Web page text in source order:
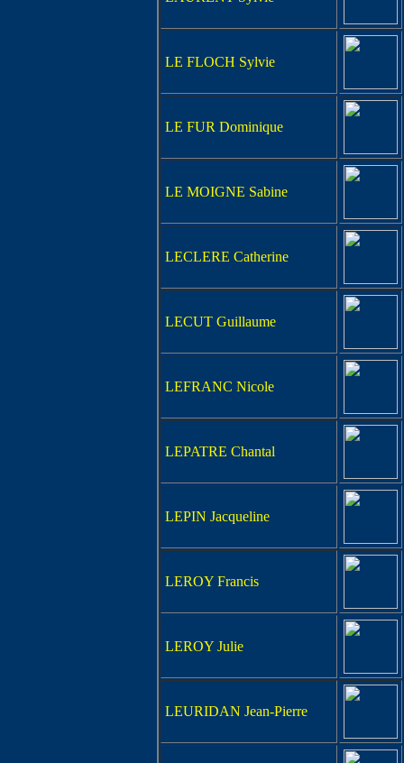
LE FLOCH Sylvie
LE FUR Dominique
LE MOIGNE Sabine
LECLERE Catherine
LECUT Guillaume
LEFRANC Nicole
LEPATRE Chantal
LEPIN Jacqueline
LEROY Francis
LEROY Julie
LEURIDAN Jean-Pierre